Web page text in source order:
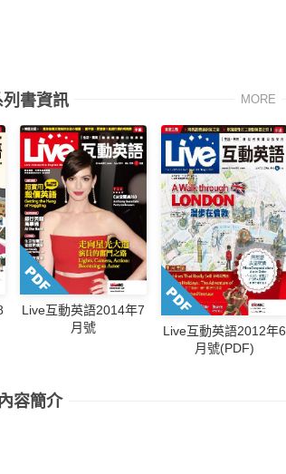
列書資訊 MORE
Live互動英語2014年7
月號
Live互動英語2012年6
月號(PDF)
內容簡介